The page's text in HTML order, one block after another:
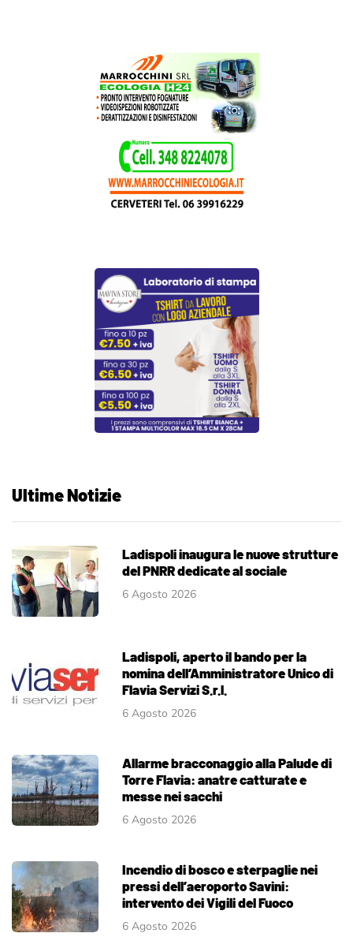
Ultime Notizie
Ladispoli inaugura le nuove strutture
del PNRR dedicate al sociale
6 Agosto 2026
Ladispoli, aperto il bando per la
nomina dell’Amministratore Unico di
Flavia Servizi S.r.l.
6 Agosto 2026
Allarme bracconaggio alla Palude di
Torre Flavia: anatre catturate e
messe nei sacchi
6 Agosto 2026
Incendio di bosco e sterpaglie nei
pressi dell’aeroporto Savini:
intervento dei Vigili del Fuoco
6 Agosto 2026